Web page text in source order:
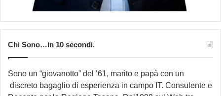
Chi Sono…in 10 secondi.
Sono un “giovanotto” del ’61, marito e papà con un
discreto bagaglio di esperienza in campo IT. Consulente e